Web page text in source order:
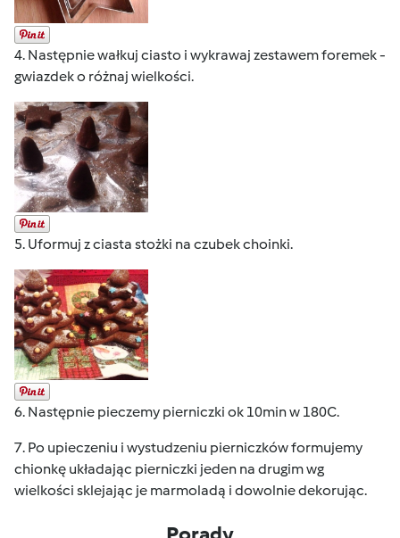
4. Następnie wałkuj ciasto i wykrawaj zestawem foremek -
gwiazdek o różnaj wielkości.
5. Uformuj z ciasta stożki na czubek choinki.
6. Następnie pieczemy pierniczki ok 10min w 180C.
7. Po upieczeniu i wystudzeniu pierniczków formujemy
chionkę układając pierniczki jeden na drugim wg
wielkości sklejając je marmoladą i dowolnie dekorując.